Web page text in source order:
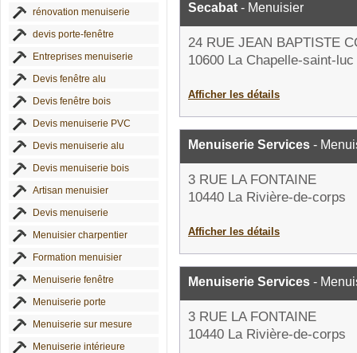
rénovation menuiserie
devis porte-fenêtre
Entreprises menuiserie
Devis fenêtre alu
Devis fenêtre bois
Devis menuiserie PVC
Devis menuiserie alu
Devis menuiserie bois
Artisan menuisier
Devis menuiserie
Menuisier charpentier
Formation menuisier
Menuiserie fenêtre
Menuiserie porte
Menuiserie sur mesure
Menuiserie intérieure
Secabat - Menuisier
24 RUE JEAN BAPTISTE
10600 La Chapelle-saint-luc
Afficher les détails
Menuiserie Services -
3 RUE LA FONTAINE
10440 La Rivière-de-corps
Afficher les détails
Menuiserie Services -
3 RUE LA FONTAINE
10440 La Rivière-de-corps